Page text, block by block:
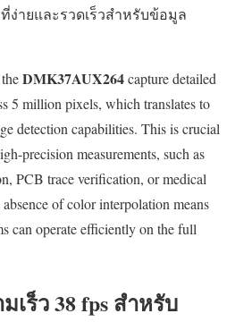
ง่ายและรวดเร็วสำหรับข้อมูล
DMK37AUX264capture detailed
5 million pixels, which translates to
detection capabilities. This is crucial
precision measurements, such as
PCB trace verification, or medical
of color interpolation means
can operate efficiently on the full
ร็ว 38 fps สำหรับ